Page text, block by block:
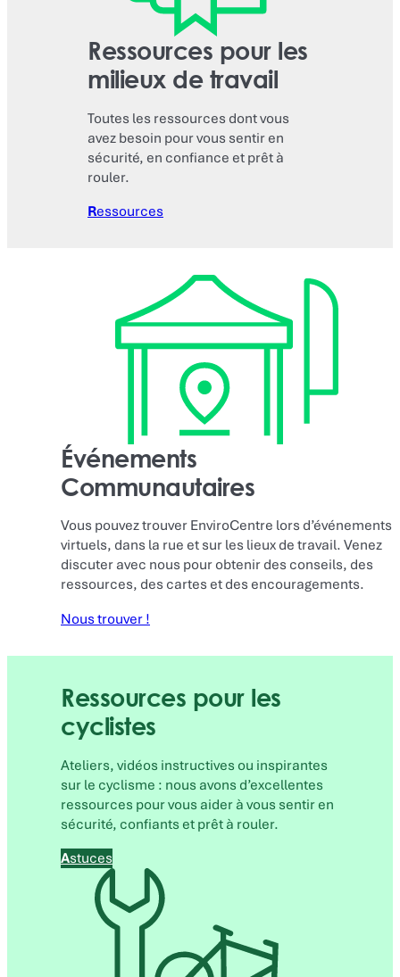
Ressources pour les
milieux de travail
Toutes les ressources dont vous
avez besoin pour vous sentir en
sécurité, en confiance et prêt à
rouler.
Ressources
Événements
Communautaires
Vous pouvez trouver EnviroCentre lors d’événements
virtuels, dans la rue et sur les lieux de travail. Venez
discuter avec nous pour obtenir des conseils, des
ressources, des cartes et des encouragements.
Nous trouver !
Ressources pour les
cyclistes
Ateliers, vidéos instructives ou inspirantes
sur le cyclisme : nous avons d’excellentes
ressources pour vous aider à vous sentir en
sécurité, confiants et prêt à rouler.
Astuces